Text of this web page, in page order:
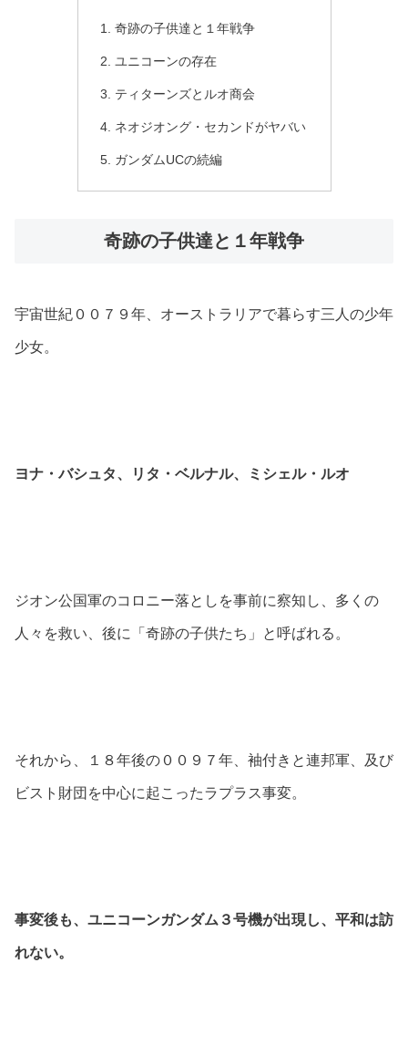
奇跡の子供達と１年戦争
ユニコーンの存在
ティターンズとルオ商会
ネオジオング・セカンドがヤバい
ガンダムUCの続編
奇跡の子供達と１年戦争
宇宙世紀００７９年、オーストラリアで暮らす三人の少年
少女。
ヨナ・バシュタ、リタ・ベルナル、ミシェル・ルオ
ジオン公国軍のコロニー落としを事前に察知し、多くの
人々を救い、後に「奇跡の子供たち」と呼ばれる。
それから、１８年後の００９７年、袖付きと連邦軍、及び
ビスト財団を中心に起こったラプラス事変。
事変後も、ユニコーンガンダム３号機が出現し、平和は訪
れない。